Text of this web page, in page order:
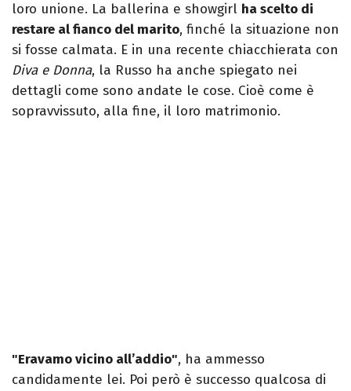
loro unione. La ballerina e showgirl ha scelto di
restare al fianco del marito, finché la situazione non
si fosse calmata. E in una recente chiacchierata con
Diva e Donna, la Russo ha anche spiegato nei
dettagli come sono andate le cose. Cioè come è
sopravvissuto, alla fine, il loro matrimonio.
"Eravamo vicino all’addio", ha ammesso
candidamente lei. Poi però è successo qualcosa di